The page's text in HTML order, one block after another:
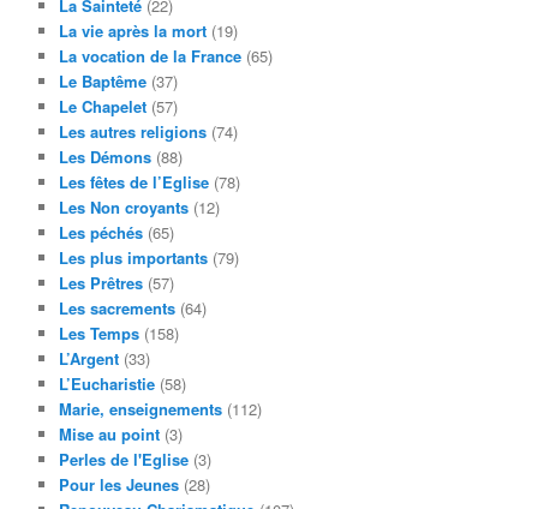
La Sainteté (22)
La vie après la mort (19)
La vocation de la France (65)
Le Baptême (37)
Le Chapelet (57)
Les autres religions (74)
Les Démons (88)
Les fêtes de l’Eglise (78)
Les Non croyants (12)
Les péchés (65)
Les plus importants (79)
Les Prêtres (57)
Les sacrements (64)
Les Temps (158)
L’Argent (33)
L’Eucharistie (58)
Marie, enseignements (112)
Mise au point (3)
Perles de l'Eglise (3)
Pour les Jeunes (28)